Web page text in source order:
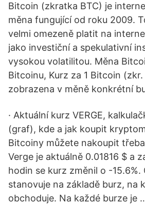
Bitcoin (zkratka BTC) je
měna fungující od roku 2009.
velmi omezeně platit na
jako investiční a spekulativní
vysokou volatilitou. Měna
Bitcoinu, Kurz za 1 Bitcoin (zkr.
zobrazena v měně konkrétní
· Aktuální kurz VERGE,
(graf), kde a jak koupit
Bitcoiny můžete nakoupit
Verge je aktuálně 0.01816 $ a
hodin se kurz změnil o -15.6%.
stanovuje na základě burz, na
obchoduje. Na každé burze je